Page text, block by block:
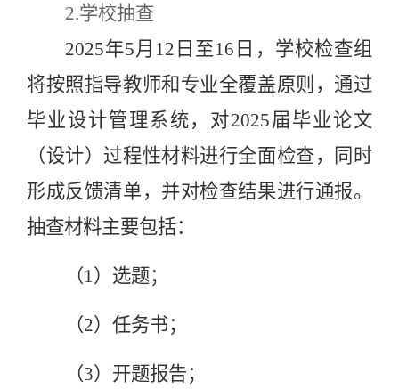
2.学校抽查
2025年5月12日至16日，学校检查组
将按照指导教师和专业全覆盖原则，通过
毕业设计管理系统，对2025届毕业论文
（设计）过程性材料进行全面检查，同时
形成反馈清单，并对检查结果进行通报。
抽查材料主要包括：
（1）选题；
（2）任务书；
（3）开题报告；